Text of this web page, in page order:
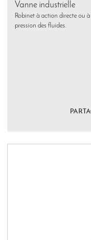
Vanne industrielle
Robinet à action directe ou
pression des fluides.